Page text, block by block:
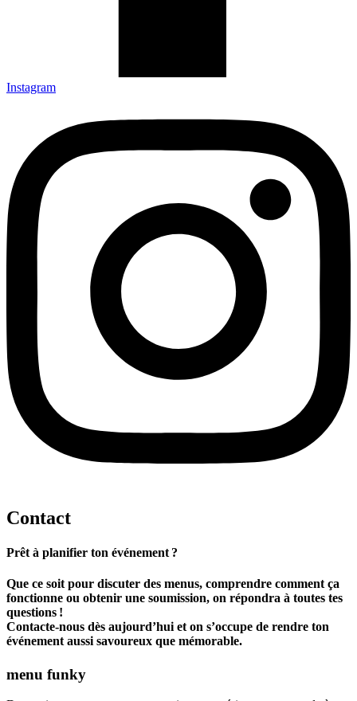
Instagram
Contact
Prêt à planifier ton événement ?
Que ce soit pour discuter des menus, comprendre comment ça
fonctionne ou obtenir une soumission, on répondra à toutes tes
questions !
Contacte-nous dès aujourd’hui et on s’occupe de rendre ton
événement aussi savoureux que mémorable.
menu funky